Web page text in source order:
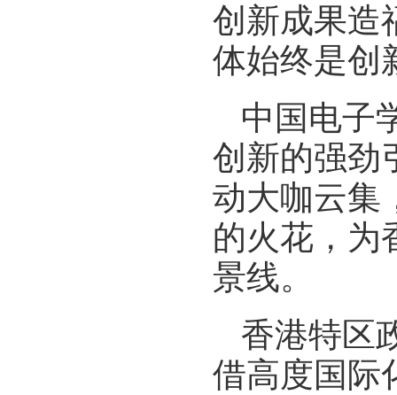
创新成果造
体始终是创
中国电子
创新的强劲
动大咖云集
的火花，为
景线。
香港特区
借高度国际